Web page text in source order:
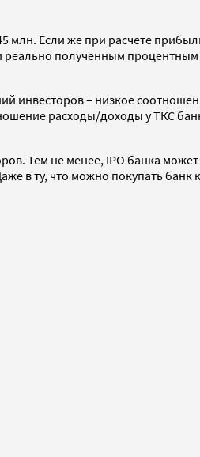
млн. Если же при расчете
полученным
инвесторов – низкое
расходы/доходы у ТКС
Тем не менее, IPO банка
в ту, что можно покупать